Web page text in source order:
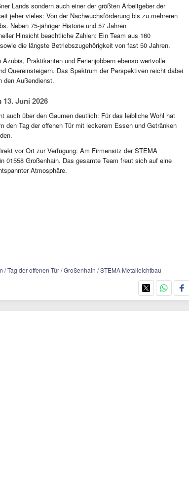
Lands sondern auch einer der größten Arbeitgeber der
jeher vieles: Von der Nachwuchsförderung bis zu mehreren
Neben 75-jähriger Historie und 57 Jahren
Hinsicht beachtliche Zahlen: Ein Team aus 160
die längste Betriebszugehörigkeit von fast 50 Jahren.
Azubis, Praktikanten und Ferienjobbern ebenso wertvolle
Quereinsteigern. Das Spektrum der Perspektiven reicht dabei
den Außendienst.
13. Juni 2026
auch über den Gaumen deutlich: Für das leibliche Wohl hat
den Tag der offenen Tür mit leckerem Essen und Getränken
vor Ort zur Verfügung: Am Firmensitz der STEMA
01558 Großenhain. Das gesamte Team freut sich auf eine
Atmosphäre.
Tag der offenen Tür / Großenhain / STEMA Metalleichtbau